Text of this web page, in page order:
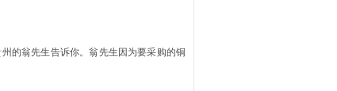
的翁先生告诉你。翁先生因为要采购的铜